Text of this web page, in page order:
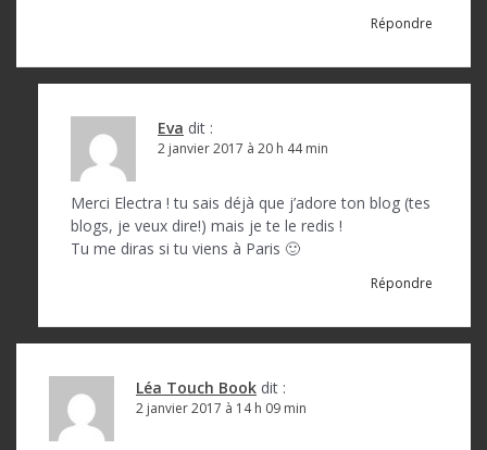
l
Répondre
Eva dit :
2 janvier 2017 à 20 h 44 min
Merci Electra ! tu sais déjà que j’adore ton blog (tes
blogs, je veux dire!) mais je te le redis !
Tu me diras si tu viens à Paris 🙂
Répondre
Léa Touch Book dit :
2 janvier 2017 à 14 h 09 min